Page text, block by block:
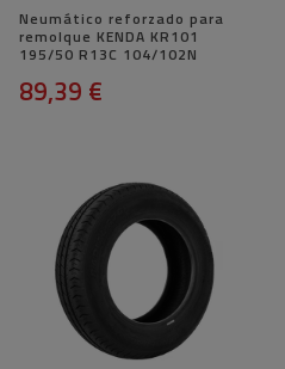
Neumático reforzado para
remolque KENDA KR101
195/50 R13C 104/102N
89,39 €